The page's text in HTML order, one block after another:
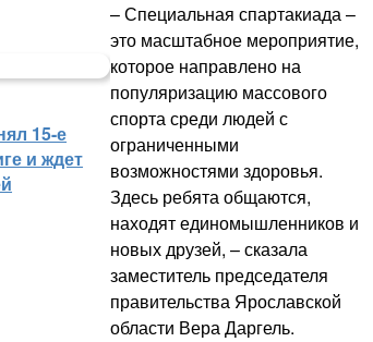
15-е
и ждет
– Специальная спартакиада –
это масштабное мероприятие,
которое направлено на
популяризацию массового
спорта среди людей с
ограниченными
возможностями здоровья.
Здесь ребята общаются,
находят единомышленников и
новых друзей, – сказала
заместитель председателя
правительства Ярославской
области Вера Даргель.